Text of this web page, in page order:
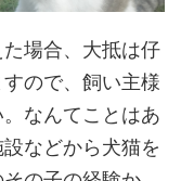
場合、大抵は仔
ので、飼い主様
なんてことはあ
などから犬猫を